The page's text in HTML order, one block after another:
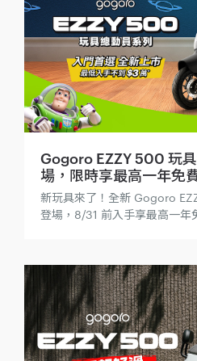
Gogoro EZZY 500 玩
場，限時享最高一年免
新玩具來了！全新 Gogoro
登場，8/31 前入手享最高一年